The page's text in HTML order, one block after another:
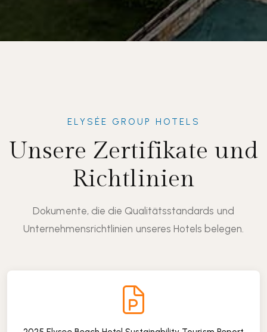
ELYSÉE GROUP HOTELS
Unsere Zertifikate und
Richtlinien
Dokumente, die die Qualitätsstandards und
Unternehmensrichtlinien unseres Hotels belegen.